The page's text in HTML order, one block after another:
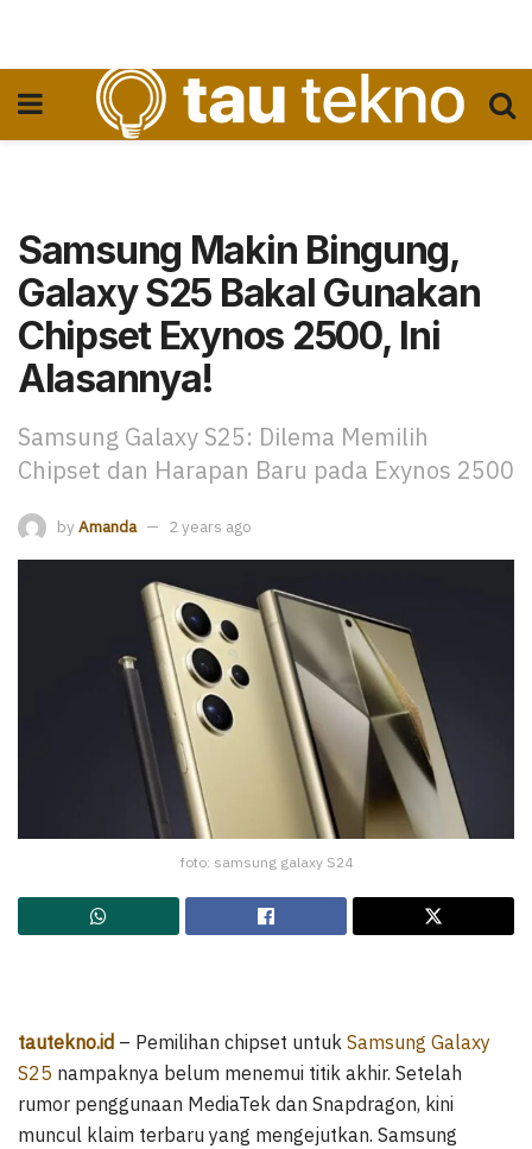
Samsung Makin Bingung,
Galaxy S25 Bakal Gunakan
Chipset Exynos 2500, Ini
Alasannya!
Samsung Galaxy S25: Dilema Memilih
Chipset dan Harapan Baru pada Exynos 2500
by Amanda 2 years ago
foto: samsung galaxy S24
tautekno.id – Pemilihan chipset untuk Samsung Galaxy
S25 nampaknya belum menemui titik akhir. Setelah
rumor penggunaan MediaTek dan Snapdragon, kini
muncul klaim terbaru yang mengejutkan. Samsung